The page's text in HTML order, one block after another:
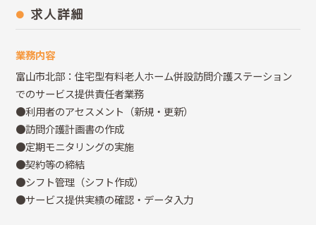
求人詳細
業務内容
富山市北部：住宅型有料老人ホーム併設訪問介護ステーション
でのサービス提供責任者業務
●利用者のアセスメント（新規・更新）
●訪問介護計画書の作成
●定期モニタリングの実施
●契約等の締結
●シフト管理（シフト作成）
●サービス提供実績の確認・データ入力